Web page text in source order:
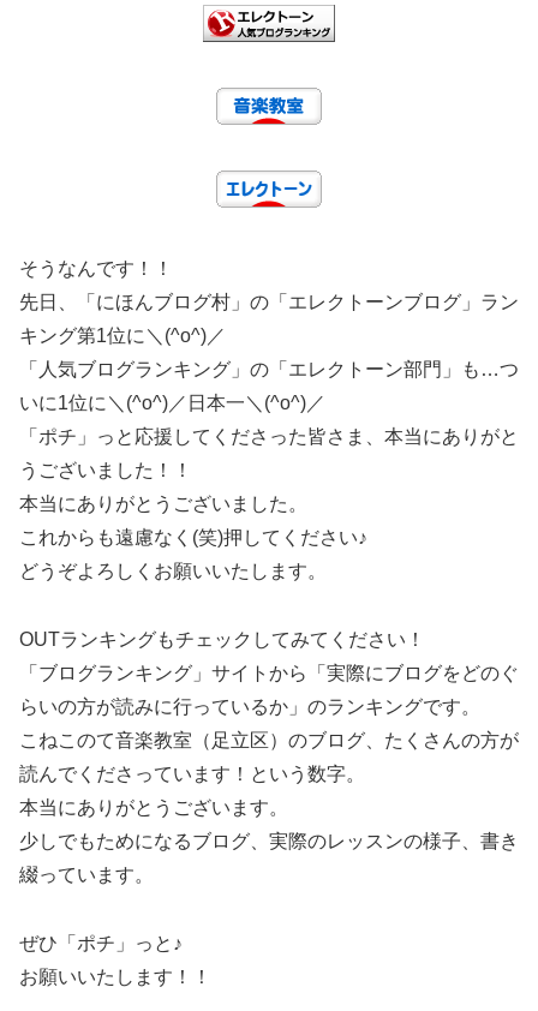
そうなんです！！
先日、「にほんブログ村」の「エレクトーンブログ」ラン
キング第1位に＼(^o^)／
「人気ブログランキング」の「エレクトーン部門」も…つ
いに1位に＼(^o^)／日本一＼(^o^)／
「ポチ」っと応援してくださった皆さま、本当にありがと
うございました！！
本当にありがとうございました。
これからも遠慮なく(笑)押してください♪
どうぞよろしくお願いいたします。
OUTランキングもチェックしてみてください！
「ブログランキング」サイトから「実際にブログをどのぐ
らいの方が読みに行っているか」のランキングです。
こねこのて音楽教室（足立区）のブログ、たくさんの方が
読んでくださっています！という数字。
本当にありがとうございます。
少しでもためになるブログ、実際のレッスンの様子、書き
綴っています。
ぜひ「ポチ」っと♪
お願いいたします！！